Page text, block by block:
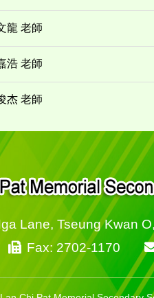
龍 老師
浩 老師
杰 老師
Lane, Tseung Kwan
Fax: 2702-1170